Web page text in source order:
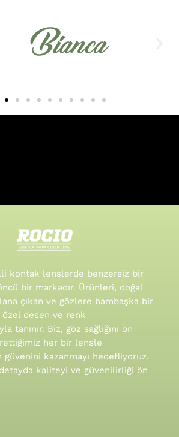
kontak lenslerde benzersiz bir
bir markadır. Ürünleri, doğal
çıkan ve gözlere bambaşka bir
özel desen ve renk
tanınır. Biz, göz sağlığını ön
her bir lensle
güvenini kazanmayı hedefliyoruz.
kaliteyi ve güvenilirliği ön